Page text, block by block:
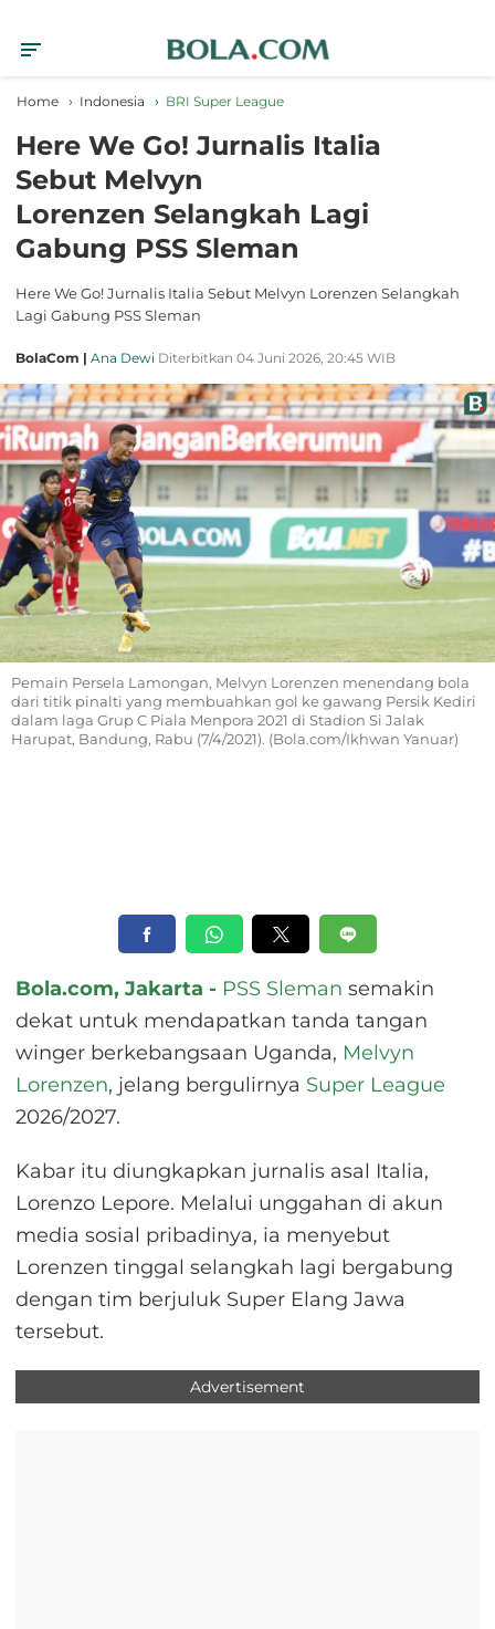
Home Indonesia BRI Super League
Here We Go! Jurnalis Italia
Sebut Melvyn
Lorenzen Selangkah Lagi
Gabung PSS Sleman
Here We Go! Jurnalis Italia Sebut Melvyn Lorenzen Selangkah
Lagi Gabung PSS Sleman
BolaCom | Ana Dewi Diterbitkan 04 Juni 2026, 20:45 WIB
Pemain Persela Lamongan, Melvyn Lorenzen menendang bola
dari titik pinalti yang membuahkan gol ke gawang Persik Kediri
dalam laga Grup C Piala Menpora 2021 di Stadion Si Jalak
Harupat, Bandung, Rabu (7/4/2021). (Bola.com/Ikhwan Yanuar)
Bola.com, Jakarta - PSS Sleman semakin
dekat untuk mendapatkan tanda tangan
winger berkebangsaan Uganda, Melvyn
Lorenzen, jelang bergulirnya Super League
2026/2027.
Kabar itu diungkapkan jurnalis asal Italia,
Lorenzo Lepore. Melalui unggahan di akun
media sosial pribadinya, ia menyebut
Lorenzen tinggal selangkah lagi bergabung
dengan tim berjuluk Super Elang Jawa
tersebut.
Advertisement